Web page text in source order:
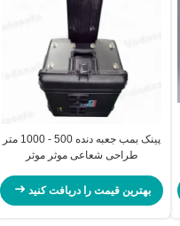
پینک بمب جعبه دنده 500 - 1000 متر
طراحی شعاعی موثر موثر
بهترین قیمت را دریافت کنید